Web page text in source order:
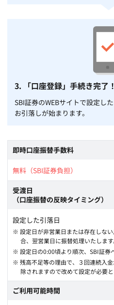
3. 「口座登録」手続き完了！
SBI証券のWEBサイトで設定し
お引落しが始まります。
即時口座振替手数料
無料（SBI証券負担）
受渡日
（口座振替の反映タイミング）
設定した引落日
※ 設定日が非営業日または存在しな
合、翌営業日に振替処理いたします
※ 設定日の0:00頃より順次、SBI証券
※ 残高不足等の理由で、３回連続入
除されますので改めて設定が必要と
ご利用可能時間